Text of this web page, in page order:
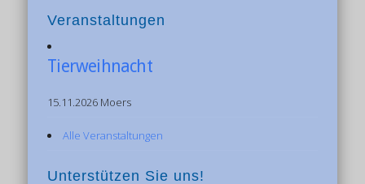
Veranstaltungen
Tierweihnacht
15.11.2026 Moers
Alle Veranstaltungen
Unterstützen Sie uns!